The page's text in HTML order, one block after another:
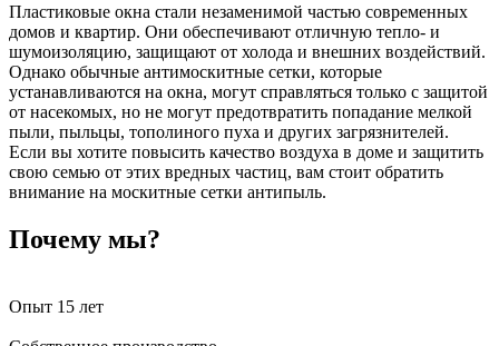
Пластиковые окна стали незаменимой частью современных
домов и квартир. Они обеспечивают отличную тепло- и
шумоизоляцию, защищают от холода и внешних воздействий.
Однако обычные антимоскитные сетки, которые
устанавливаются на окна, могут справляться только с защитой
от насекомых, но не могут предотвратить попадание мелкой
пыли, пыльцы, тополиного пуха и других загрязнителей.
Если вы хотите повысить качество воздуха в доме и защитить
свою семью от этих вредных частиц, вам стоит обратить
внимание на москитные сетки антипыль.
Почему мы?
Опыт 15 лет